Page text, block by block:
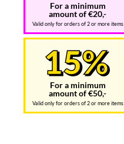
For a minimum
amount of €20,-
Valid only for orders of 2 or more items
For a minimum
amount of €50,-
Valid only for orders of 2 or more items